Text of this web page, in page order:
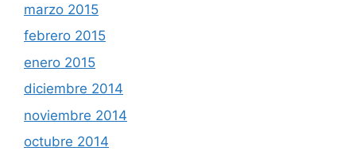
marzo 2015
febrero 2015
enero 2015
diciembre 2014
noviembre 2014
octubre 2014